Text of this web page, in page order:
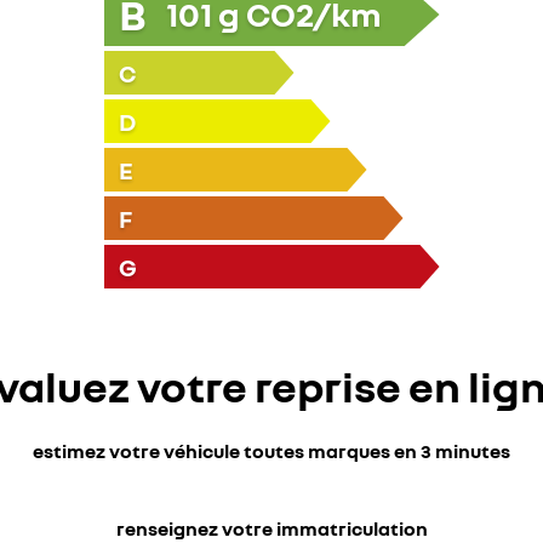
B 101 g CO2/km
C
D
E
F
G
votre reprise en
estimez votre véhicule toutes marques en 3 minutes
renseignez votre immatriculation